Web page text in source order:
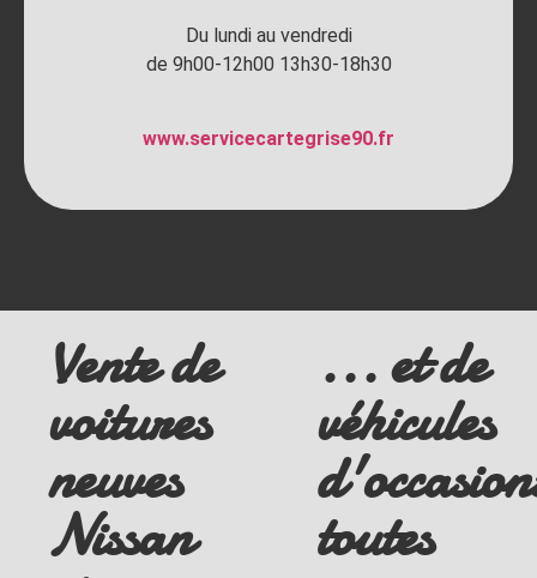
Du lundi au vendredi
de 9h00-12h00 13h30-18h30
www.servicecartegrise90.fr
Vente de
voitures
neuves
Nissan
... et de
véhicules
toutes